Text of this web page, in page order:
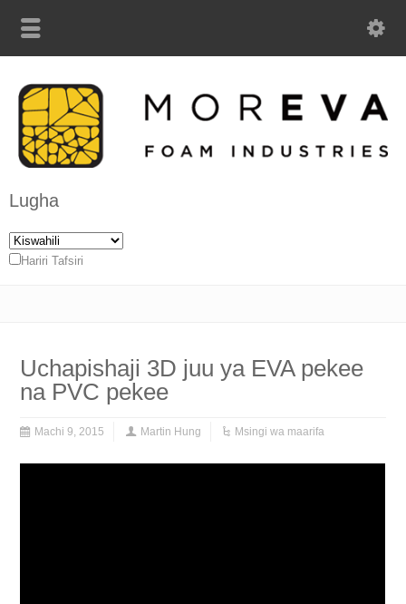
Lugha
Hariri Tafsiri
Uchapishaji 3D juu ya EVA pekee
na PVC pekee
Machi 9, 2015 Martin Hung Msingi wa maarifa